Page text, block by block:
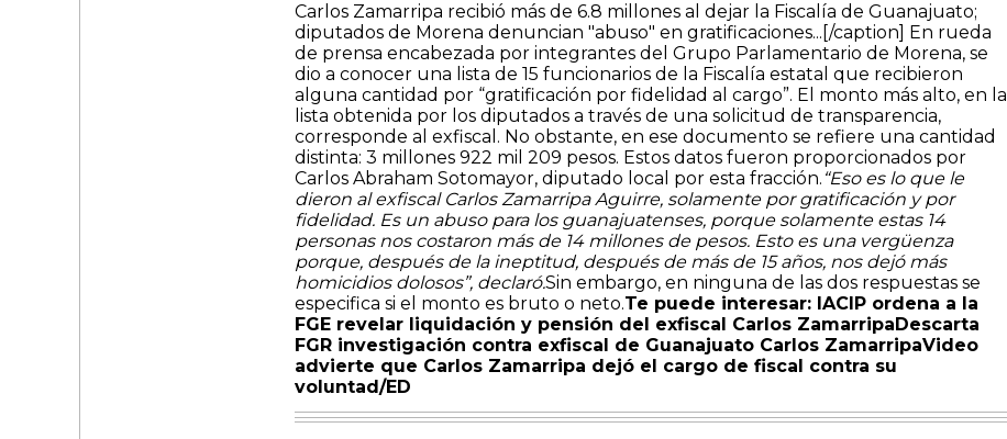
Carlos Zamarripa recibió más de 6.8 millones al dejar la Fiscalía de Guanajuato;
diputados de Morena denuncian "abuso" en gratificaciones...[/caption] En rueda
de prensa encabezada por integrantes del Grupo Parlamentario de Morena, se
dio a conocer una lista de 15 funcionarios de la Fiscalía estatal que recibieron
alguna cantidad por “gratificación por fidelidad al cargo”. El monto más alto, en la
lista obtenida por los diputados a través de una solicitud de transparencia,
corresponde al exfiscal. No obstante, en ese documento se refiere una cantidad
distinta: 3 millones 922 mil 209 pesos. Estos datos fueron proporcionados por
Carlos Abraham Sotomayor, diputado local por esta fracción. “Eso es lo que le
dieron al exfiscal Carlos Zamarripa Aguirre, solamente por gratificación y por
fidelidad. Es un abuso para los guanajuatenses, porque solamente estas 14
personas nos costaron más de 14 millones de pesos. Esto es una vergüenza
porque, después de la ineptitud, después de más de 15 años, nos dejó más
homicidios dolosos”, declaró.Sin embargo, en ninguna de las dos respuestas se
especifica si el monto es bruto o neto.Te puede interesar: IACIP ordena a la
FGE revelar liquidación y pensión del exfiscal Carlos ZamarripaDescarta
FGR investigación contra exfiscal de Guanajuato Carlos ZamarripaVideo
advierte que Carlos Zamarripa dejó el cargo de fiscal contra su
voluntad/ED